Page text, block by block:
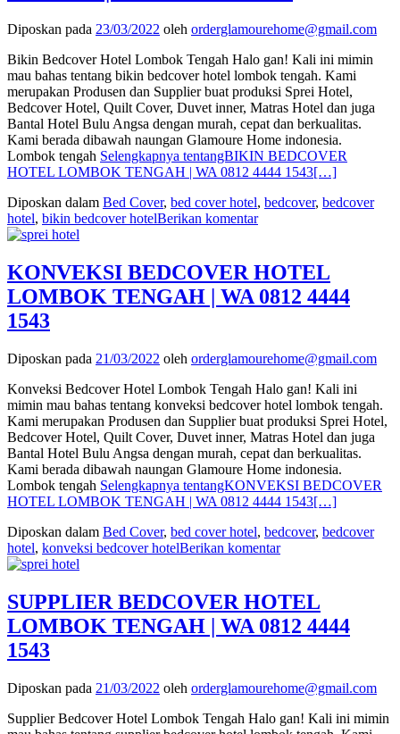
Diposkan pada 23/03/2022 oleh orderglamourehome@gmail.com
Bikin Bedcover Hotel Lombok Tengah Halo gan! Kali ini mimin
mau bahas tentang bikin bedcover hotel lombok tengah. Kami
merupakan Produsen dan Supplier buat produksi Sprei Hotel,
Bedcover Hotel, Quilt Cover, Duvet inner, Matras Hotel dan juga
Bantal Hotel Bulu Angsa dengan murah, cepat dan berkualitas.
Kami berada dibawah naungan Glamoure Home indonesia.
Lombok tengah Selengkapnya tentangBIKIN BEDCOVER
HOTEL LOMBOK TENGAH | WA 0812 4444 1543[…]
Diposkan dalam Bed Cover, bed cover hotel, bedcover, bedcover
hotel, bikin bedcover hotelBerikan komentar
KONVEKSI BEDCOVER HOTEL
LOMBOK TENGAH | WA 0812 4444
1543
Diposkan pada 21/03/2022 oleh orderglamourehome@gmail.com
Konveksi Bedcover Hotel Lombok Tengah Halo gan! Kali ini
mimin mau bahas tentang konveksi bedcover hotel lombok tengah.
Kami merupakan Produsen dan Supplier buat produksi Sprei Hotel,
Bedcover Hotel, Quilt Cover, Duvet inner, Matras Hotel dan juga
Bantal Hotel Bulu Angsa dengan murah, cepat dan berkualitas.
Kami berada dibawah naungan Glamoure Home indonesia.
Lombok tengah Selengkapnya tentangKONVEKSI BEDCOVER
HOTEL LOMBOK TENGAH | WA 0812 4444 1543[…]
Diposkan dalam Bed Cover, bed cover hotel, bedcover, bedcover
hotel, konveksi bedcover hotelBerikan komentar
SUPPLIER BEDCOVER HOTEL
LOMBOK TENGAH | WA 0812 4444
1543
Diposkan pada 21/03/2022 oleh orderglamourehome@gmail.com
Supplier Bedcover Hotel Lombok Tengah Halo gan! Kali ini mimin